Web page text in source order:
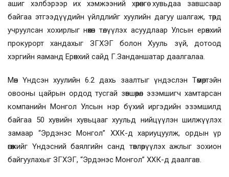
ашиг хэлбэрээр их хэмжээний хөрөнгө хувьдаа завшсаар
байгаа этгээдүүдийн үйлдлийг хуулийн дагуу шалгаж, төрд
учруулсан хохирлыг нөхөн төлүүлэх асуудлаар Улсын ерөнхий
прокурорт хандахыг ЗГХЭГ болон Хууль зүй, дотоод
хэргийн яаманд Ерөнхий сайд Г.Занданшатар даалгалаа.
Мөн Үндсэн хуулийн 6.2 дахь заалтыг үндэслэн Төмөртэйн
овооны цайрын ордод тусгай зөвшөөрөл эзэмшигч хамтарсан
компанийн Монгол Улсын нэр бүхий иргэдийн эзэмшилд
байгаа 50 хувийн хувьцааг хуульд нийцүүлэн шилжүүлэх
замаар “Эрдэнэс Монгол” ХХК-д хариуцуулж, ордын үр
өгөөжийг Үндэсний баялгийн санд төвлөрүүлэх ажлыг зохион
байгуулахыг ЗГХЭГ, “Эрдэнэс Монгол” ХХК-д даалгав.